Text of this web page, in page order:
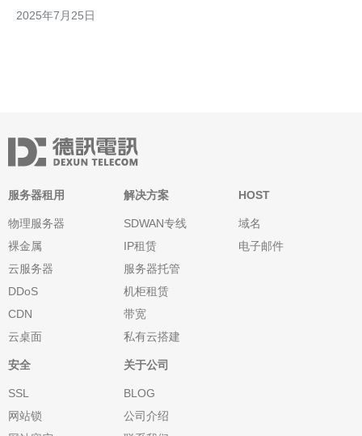
务器能够显著提升游戏的响应速度和稳定性。韩国SK服务器以其
2025年7月25日
服务器租用
物理服务器
裸金属
云服务器
DDoS
CDN
云桌面
解决方案
SDWAN专线
IP租赁
服务器托管
机柜租赁
带宽
私有云搭建
HOST
域名
电子邮件
安全
SSL
网站锁
关于公司
BLOG
公司介绍